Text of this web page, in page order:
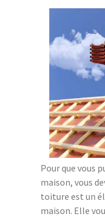
Pour que vous
maison, vous
toiture est un
maison. Elle